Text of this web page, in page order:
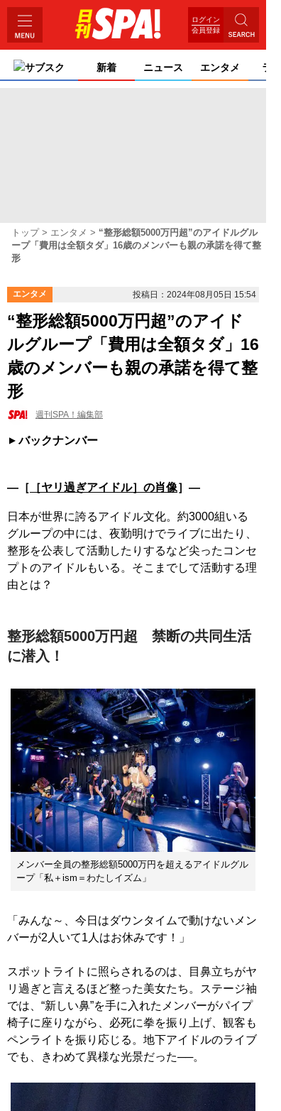
ログイン
会員登録
サブスク 新着 ニュース エンタメ ライ
トップ エンタメ
“整形総額5000万円超”のアイドルグル
ープ「費用は全額タダ」16歳のメンバーも親の承諾を得て整
形
エンタメ 投稿日：2024年08月05日 15:54
“整形総額5000万円超”のアイド
ルグループ「費用は全額タダ」16
歳のメンバーも親の承諾を得て整
形
週刊SPA！編集部
バックナンバー
―［ ［ヤリ過ぎアイドル］の肖像］―
日本が世界に誇るアイドル文化。約3000組いる
グループの中には、夜勤明けでライブに出たり、
整形を公表して活動したりするなど尖ったコンセ
プトのアイドルもいる。そこまでして活動する理
由とは？
整形総額5000万円超 禁断の共同生活
に潜入！
メンバー全員の整形総額5000万円を超えるアイドルグル
ープ「私＋ism＝わたしイズム」
「みんな～、今日はダウンタイムで動けないメン
バーが2人いて1人はお休みです！」
スポットライトに照らされるのは、目鼻立ちがヤ
リ過ぎと言えるほど整った美女たち。ステージ袖
では、“新しい鼻”を手に入れたメンバーがパイプ
椅子に座りながら、必死に拳を振り上げ、観客も
ペンライトを振り応じる。地下アイドルのライブ
でも、きわめて異様な光景だった──。